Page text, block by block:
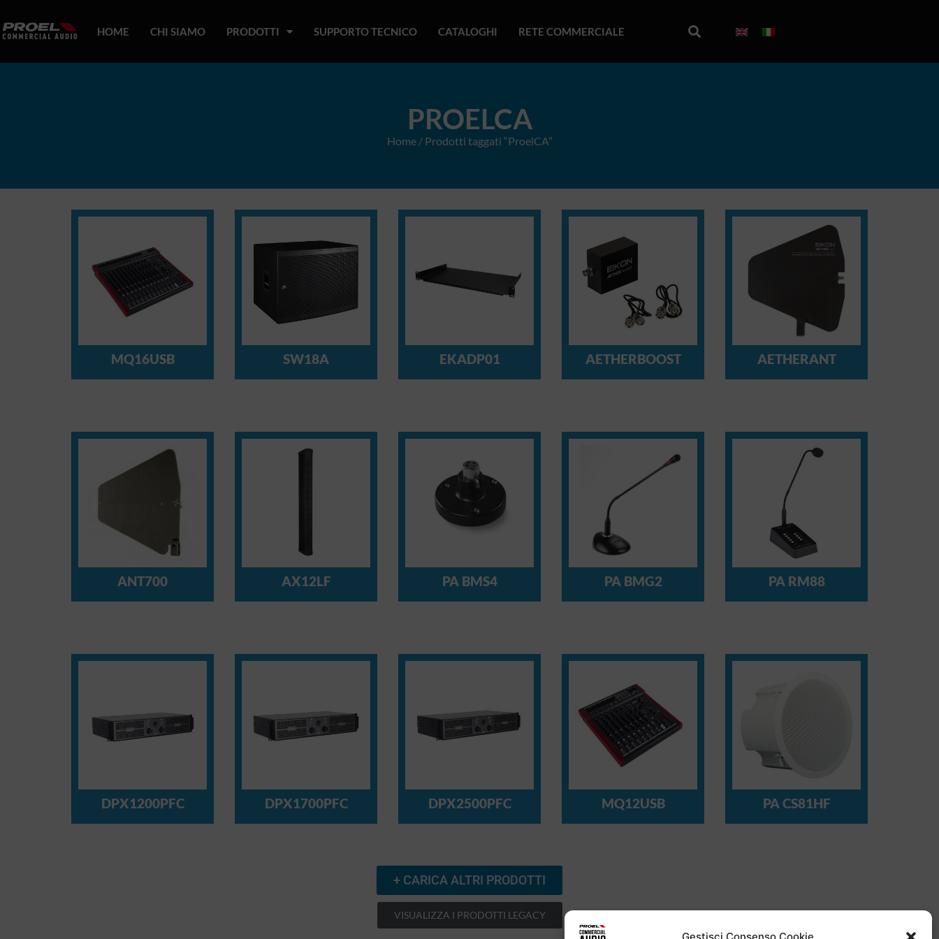
HOME CHI SIAMO PRODOTTI SUPPORTO TECNICO CATALOGHI RETE COMMERCIALE
PROELCA
Home/ Prodotti taggati “ProelCA”
MQ16USB SW18A EKADP01 AETHERBOOST AETHERANT
ANT700 AX12LF PA BMS4 PA BMG2 PA RM88
DPX1200PFC DPX1700PFC DPX2500PFC MQ12USB PA CS81HF
+ CARICA ALTRI PRODOTTI
VISUALIZZA I PRODOTTI LEGACY